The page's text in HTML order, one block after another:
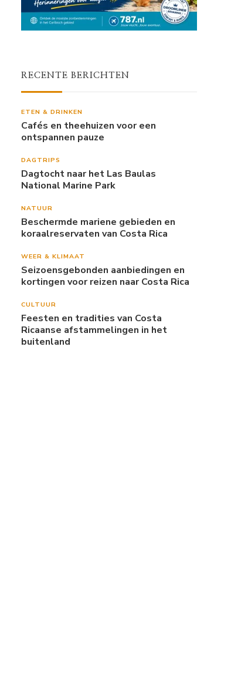
RECENTE BERICHTEN
ETEN & DRINKEN
Cafés en theehuizen voor een
ontspannen pauze
DAGTRIPS
Dagtocht naar het Las Baulas
National Marine Park
NATUUR
Beschermde mariene gebieden en
koraalreservaten van Costa Rica
WEER & KLIMAAT
Seizoensgebonden aanbiedingen en
kortingen voor reizen naar Costa Rica
CULTUUR
Feesten en tradities van Costa
Ricaanse afstammelingen in het
buitenland